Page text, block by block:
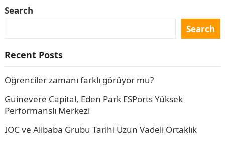
Search
Search
Recent Posts
Öğrenciler zamanı farklı görüyor mu?
Guinevere Capital, Eden Park ESPorts Yüksek
Performanslı Merkezi
IOC ve Alibaba Grubu Tarihi Uzun Vadeli Ortaklık